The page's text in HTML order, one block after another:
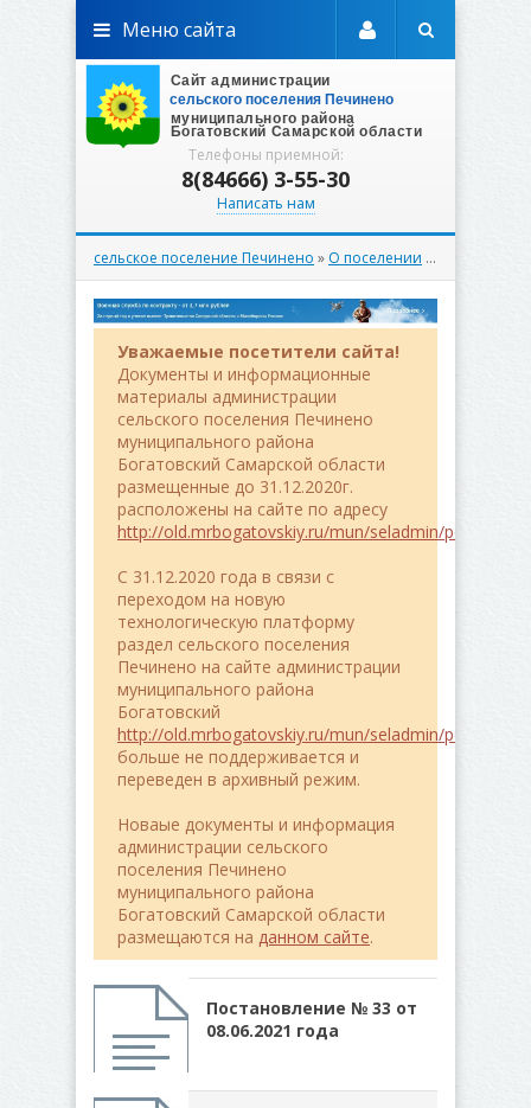
Телефоны приемной:
8(84666) 3-55-30
Написать нам
Меню сайта
сельское поселение Печинено » О поселении
Уважаемые посетители сайта!
Документы и информационные
материалы администрации
сельского поселения Печинено
муниципального района
Богатовский Самарской области
размещенные до 31.12.2020г.
расположены на сайте по адресу
http://old.mrbogatovskiy.ru/mun/seladmin/pe4ineno/
C 31.12.2020 года в связи с
переходом на новую
технологическую платформу
раздел сельского поселения
Печинено на сайте администрации
муниципального района
Богатовский
http://old.mrbogatovskiy.ru/mun/seladmin/pe4ineno/
больше не поддерживается и
переведен в архивный режим.
Новаые документы и информация
администрации сельского
поселения Печинено
муниципального района
Богатовский Самарской области
размещаются на данном сайте.
Постановление № 33 от
08.06.2021 года